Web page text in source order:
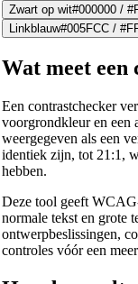
Zwart op wit#000000/
Linkblauw#005FCC/
Wat meet een
Een contrastchecker
voorgrondkleur en een
weergegeven als een
identiek zijn, tot 21:1,
hebben.
Deze tool geeft
normale tekst en grote
ontwerpbeslissingen,
controles vóór een